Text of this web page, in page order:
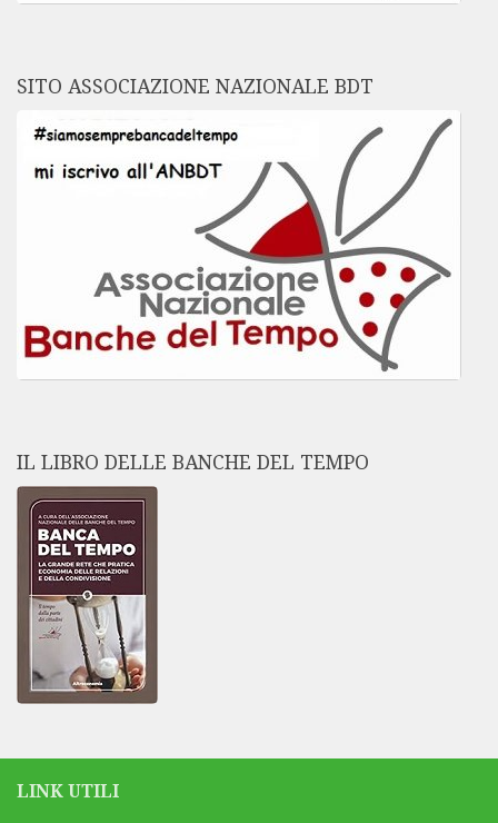
SITO ASSOCIAZIONE NAZIONALE BDT
IL LIBRO DELLE BANCHE DEL TEMPO
LINK UTILI